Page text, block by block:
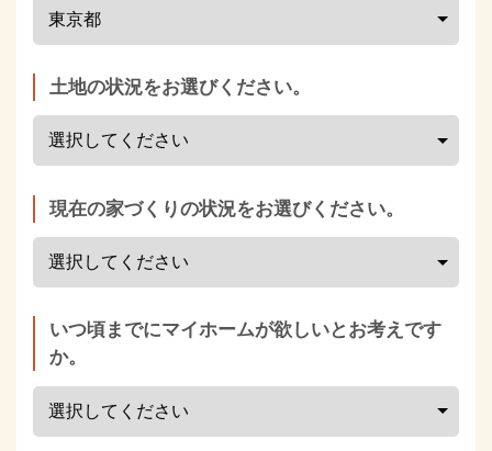
土地の状況をお選びください。
現在の家づくりの状況をお選びください。
いつ頃までにマイホームが欲しいとお考えです
か。